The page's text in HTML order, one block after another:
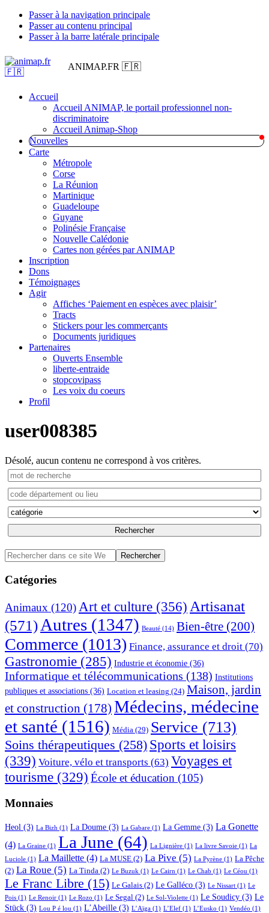
Passer à la navigation principale
Passer au contenu principal
Passer à la barre latérale principale
ANIMAP.FR 🇫🇷
Accueil
Accueil ANIMAP, le portail professionnel non-
discriminatoire
Accueil Animap-Shop
Nouvelles
Carte
Métropole
Corse
La Réunion
Martinique
Guadeloupe
Guyane
Polinésie Française
Nouvelle Calédonie
Cartes non gérées par ANIMAP
Inscription
Dons
Témoignages
Agir
Affiches ‘Paiement en espèces avec plaisir’
Tracts
Stickers pour les commerçants
Documents juridiques
Partenaires
Ouverts Ensemble
liberte-entraide
stopcovipass
Les voix du coeurs
Profil
user008385
Désolé, aucun contenu ne correspond à vos critères.
Barre
latérale
principale
Rechercher
dans
ce
site
Catégories
Animaux (120)Art et culture (356) Artisanat
(571) Autres (1347) Beauté (14) Bien-être (200)
Commerce (1013) Finance, assurance et droit (70)
Gastronomie (285) Industrie et économie (36)
Informatique et télécommunications (138) Institutions
publiques et associations (36) Location et leasing (24) Maison, jardin
et construction (178) Médecins, médecine
et santé (1516) Média (29) Service (713)
Soins thérapeutiques (258) Sports et loisirs
(339) Voiture, vélo et transports (63) Voyages et
tourisme (329) École et éducation (105)
Monnaies
Heol (3) La Bizh (1) La Doume (3) La Gabare (1) La Gemme (3) La Gonette
(4) La Graine (1) La June (64) La Lignière (1) La livre Savoie (1) La
Luciole (1) La Maillette (4) La MUSE (2) La Pive (5) La Pyrène (1) La Pêche
(2) La Roue (5) La Tinda (2) Le Buzuk (1) Le Cairn (1) Le Chab (1) Le Céou (1)
Le Franc Libre (15) Le Galais (2) Le Galléco (3) Le Nissart (1) Le
Pois (1) Le Renoir (1) Le Rozo (1) Le Segal (2) Le Sol-Violette (1) Le Soudicy (3) Le
Stück (3) Lou P é lou (1) L’Abeille (3) L’Aïga (1) L’Elef (1) L’Eusko (1) Vendéo (1)